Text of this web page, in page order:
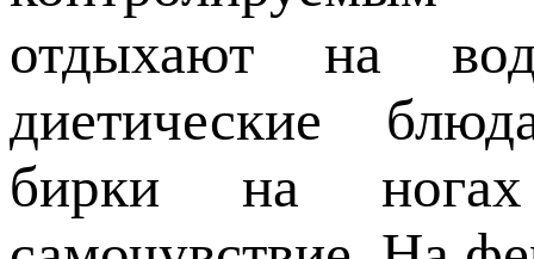
отдыхают на
диетические
бирки на ногах